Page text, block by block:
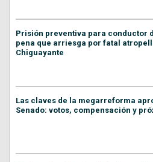
Prisión preventiva para conductor
pena que arriesga por fatal
Chiguayante
Las claves de la megarreforma
Senado: votos, compensación y